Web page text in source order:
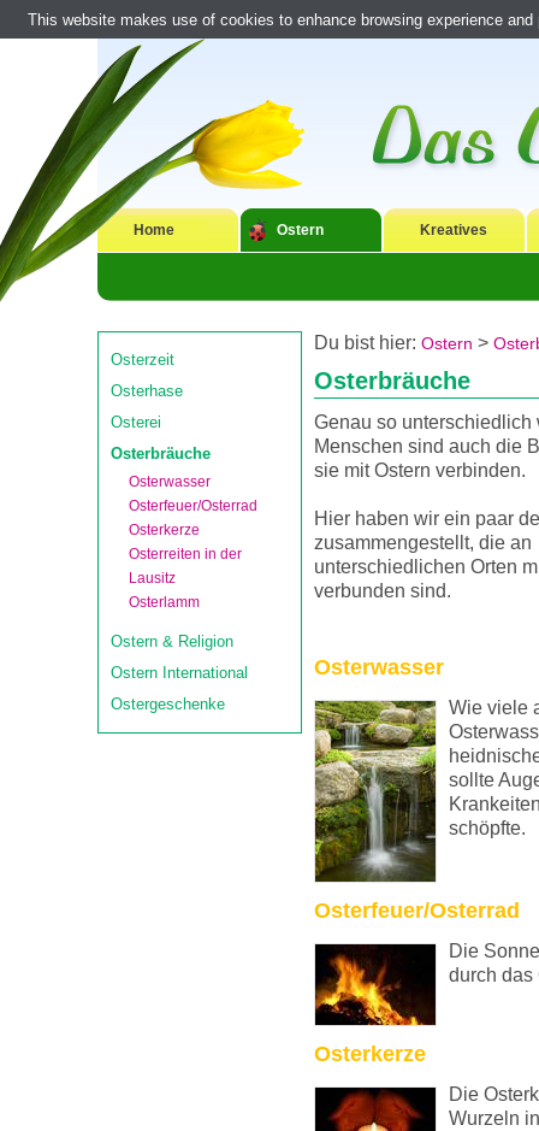
Home Ostern Kreatives
Osterzeit
Osterhase
Osterei
Osterbräuche
Osterwasser
Osterfeuer/Osterrad
Osterkerze
Osterreiten in der
Lausitz
Osterlamm
Ostern & Religion
Ostern International
Ostergeschenke
Du bist hier: Ostern >
Osterbräuche
Genau so unterschiedlich
Menschen sind auch die
sie mit Ostern verbinden.
Hier haben wir ein paar
zusammengestellt, die an
unterschiedlichen Orten
verbunden sind.
Osterwasser
Wie viele
sollte
schöpfte.
Osterfeuer/Osterrad
Die
durch das
Osterkerze
Die
Wurzeln
This website makes use of cookies to enhance browsing experience